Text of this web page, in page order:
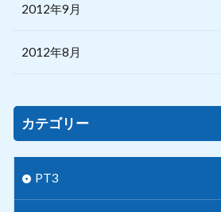
2012年9月
2012年8月
カテゴリー
PT3